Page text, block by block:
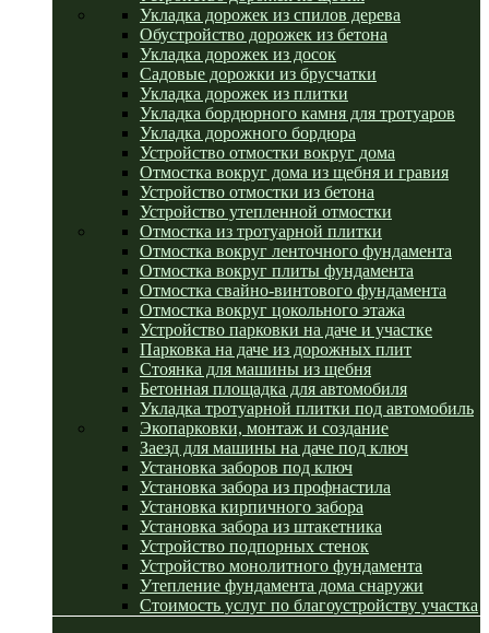
Укладка дорожек из спилов дерева
Обустройство дорожек из бетона
Укладка дорожек из досок
Садовые дорожки из брусчатки
Укладка дорожек из плитки
Укладка бордюрного камня для тротуаров
Укладка дорожного бордюра
Устройство отмостки вокруг дома
Отмостка вокруг дома из щебня и гравия
Устройство отмостки из бетона
Устройство утепленной отмостки
Отмостка из тротуарной плитки
Отмостка вокруг ленточного фундамента
Отмостка вокруг плиты фундамента
Отмостка свайно-винтового фундамента
Отмостка вокруг цокольного этажа
Устройство парковки на даче и участке
Парковка на даче из дорожных плит
Стоянка для машины из щебня
Бетонная площадка для автомобиля
Укладка тротуарной плитки под автомобиль
Экопарковки, монтаж и создание
Заезд для машины на даче под ключ
Установка заборов под ключ
Установка забора из профнастила
Установка кирпичного забора
Установка забора из штакетника
Устройство подпорных стенок
Устройство монолитного фундамента
Утепление фундамента дома снаружи
Стоимость услуг по благоустройству участка